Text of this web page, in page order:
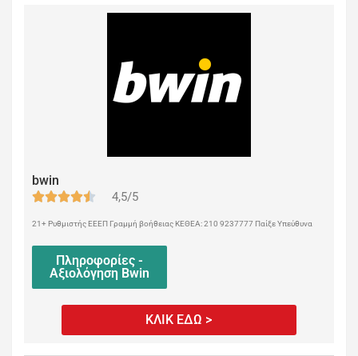
bwin
4,5/5
21+ Ρυθμιστής ΕΕΕΠ Γραμμή βοήθειας ΚΕΘΕΑ: 210 9237777 Παίξε Υπεύθυνα
Πληροφορίες -
Αξιολόγηση Bwin
ΚΛΙΚ ΕΔΩ >